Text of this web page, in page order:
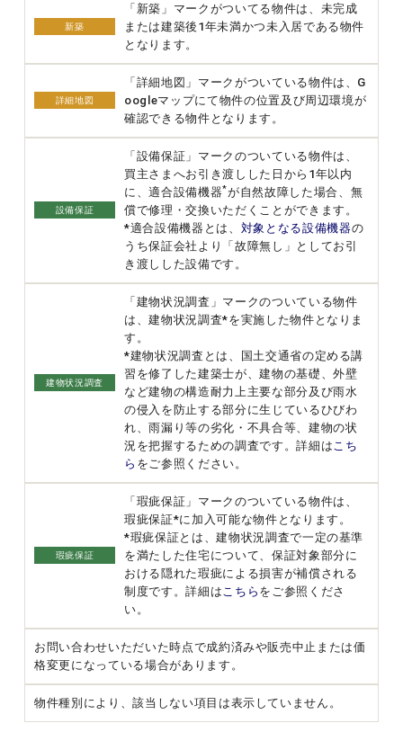
新築
「新築」マークがついてる物件は、未完成
または建築後1年未満かつ未入居である物件
となります。
詳細地図
「詳細地図」マークがついている物件は、G
oogleマップにて物件の位置及び周辺環境が
確認できる物件となります。
設備保証
「設備保証」マークのついている物件は、
買主さまへお引き渡しした日から1年以内
に、適合設備機器*が自然故障した場合、無
償で修理・交換いただくことができます。
*適合設備機器とは、 対象となる設備機器の
うち保証会社より「故障無し」としてお引
き渡しした設備です。
建物状況調査
「建物状況調査」マークのついている物件
は、建物状況調査*を実施した物件となりま
す。
*建物状況調査とは、国土交通省の定める講
習を修了した建築士が、建物の基礎、外壁
など建物の構造耐力上主要な部分及び雨水
の侵入を防止する部分に生じているひびわ
れ、雨漏り等の劣化・不具合等、建物の状
況を把握するための調査です。詳細は こち
ら をご参照ください。
瑕疵保証
「瑕疵保証」マークのついている物件は、
瑕疵保証*に加入可能な物件となります。
*瑕疵保証とは、建物状況調査で一定の基準
を満たした住宅について、保証対象部分に
おける隠れた瑕疵による損害が補償される
制度です。詳細は こちら をご参照くださ
い。
お問い合わせいただいた時点で成約済みや販売中止または価
格変更になっている場合があります。
物件種別により、該当しない項目は表示していません。